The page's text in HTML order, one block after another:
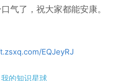
气了，祝大家都能安康。
EQJeyRJ
的知识星球